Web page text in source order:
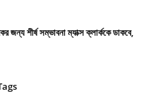
জন্য শীর্ষ সম্ভাবনা ম্যাক্স ক্লার্ককে ডাকবে,